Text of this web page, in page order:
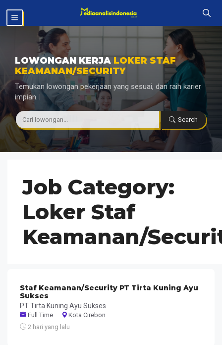
isi
MENU
LOWONGAN KERJA LOKER STAF
KEAMANAN/SECURITY
Temukan lowongan pekerjaan yang sesuai, dan raih karier
impian.
Search
Job Category:
Loker Staf
Keamanan/
Staf Keamanan/Security PT Tirta Kuning Ayu
Sukses
PT Tirta Kuning Ayu Sukses
Full Time
Kota Cirebon
2 hari yang lalu